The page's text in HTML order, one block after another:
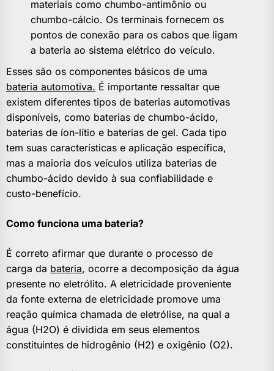
materiais como chumbo-antimônio ou
chumbo-cálcio. Os terminais fornecem os
pontos de conexão para os cabos que ligam
a bateria ao sistema elétrico do veículo.
Esses são os componentes básicos de uma
bateria automotiva. É importante ressaltar que
existem diferentes tipos de baterias automotivas
disponíveis, como baterias de chumbo-ácido,
baterias de íon-lítio e baterias de gel. Cada tipo
tem suas características e aplicação específica,
mas a maioria dos veículos utiliza baterias de
chumbo-ácido devido à sua confiabilidade e
custo-benefício.
Como funciona uma bateria?
É correto afirmar que durante o processo de
carga da bateria, ocorre a decomposição da água
presente no eletrólito. A eletricidade proveniente
da fonte externa de eletricidade promove uma
reação química chamada de eletrólise, na qual a
água (H2O) é dividida em seus elementos
constituintes de hidrogênio (H2) e oxigênio (O2).